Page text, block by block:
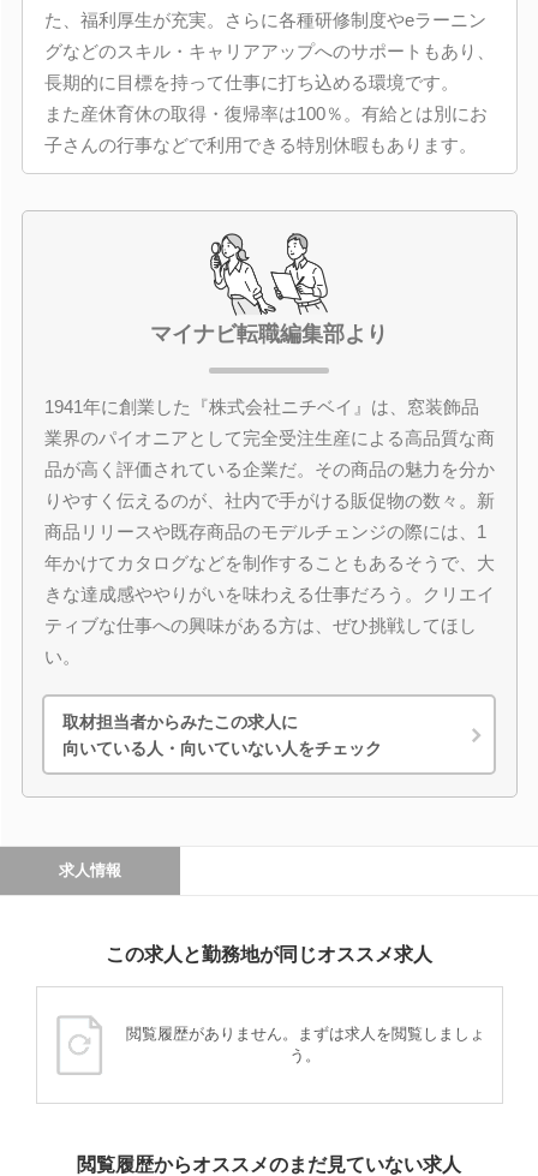
た、福利厚生が充実。さらに各種研修制度やeラーニン
グなどのスキル・キャリアアップへのサポートもあり、
長期的に目標を持って仕事に打ち込める環境です。
また産休育休の取得・復帰率は100％。有給とは別にお
子さんの行事などで利用できる特別休暇もあります。
マイナビ転職編集部より
1941年に創業した『株式会社ニチベイ』は、窓装飾品
業界のパイオニアとして完全受注生産による高品質な商
品が高く評価されている企業だ。その商品の魅力を分か
りやすく伝えるのが、社内で手がける販促物の数々。新
商品リリースや既存商品のモデルチェンジの際には、1
年かけてカタログなどを制作することもあるそうで、大
きな達成感ややりがいを味わえる仕事だろう。クリエイ
ティブな仕事への興味がある方は、ぜひ挑戦してほし
い。
取材担当者からみたこの求人に
向いている人・向いていない人をチェック
求人情報
この求人と勤務地が同じオススメ求人
閲覧履歴がありません。まずは求人を閲覧しましょ
う。
閲覧履歴からオススメのまだ見ていない求人